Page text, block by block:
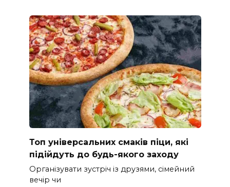
Топ універсальних смаків піци, які
підійдуть до будь-якого заходу
Організувати зустріч із друзями, сімейний
вечір чи